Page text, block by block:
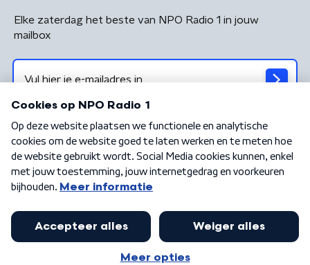
Elke zaterdag het beste van NPO Radio 1 in jouw
mailbox
Algemene voorwaarden